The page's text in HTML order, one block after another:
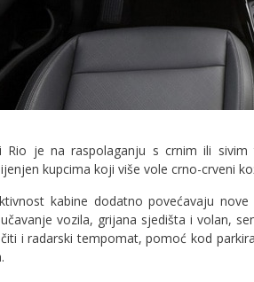
Rio je na raspolaganju s crnim ili sivim
kupcima koji više vole crno-crveni
kabine dodatno povećavaju
vozila, grijana sjedišta i volan,
i radarski tempomat, pomoć kod